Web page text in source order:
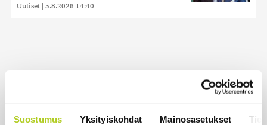
Suostumus Yksityiskohdat Mainosasetukset
Uutiset | 5.8.2026 14:40
Ruotsi luovuttaa Venäjän varjolaivastoon kuuluvan
rahtialuksen Ukrainalle